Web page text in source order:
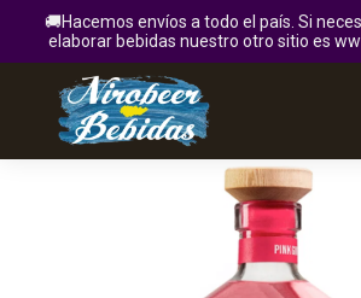
🚚Hacemos envíos a todo el país. Si
elaborar bebidas nuestro otro sitio es